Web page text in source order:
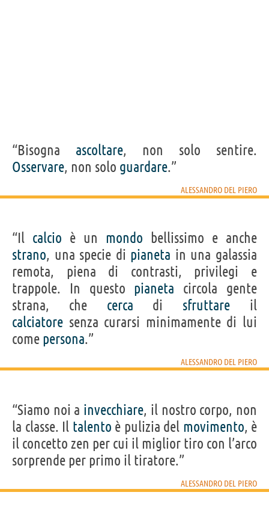
“Bisogna ascoltare, non solo sentire.
Osservare, non solo guardare.”
ALESSANDRO DEL PIERO
“Il calcio è un mondo bellissimo e anche
strano, una specie di pianeta in una galassia
remota, piena di contrasti, privilegi e
trappole. In questo pianeta circola gente
strana, che cerca di sfruttare il
calciatore senza curarsi minimamente di lui
come persona.”
ALESSANDRO DEL PIERO
“Siamo noi a invecchiare, il nostro corpo, non
la classe. Il talento è pulizia del movimento, è
il concetto zen per cui il miglior tiro con l’arco
sorprende per primo il tiratore.”
ALESSANDRO DEL PIERO